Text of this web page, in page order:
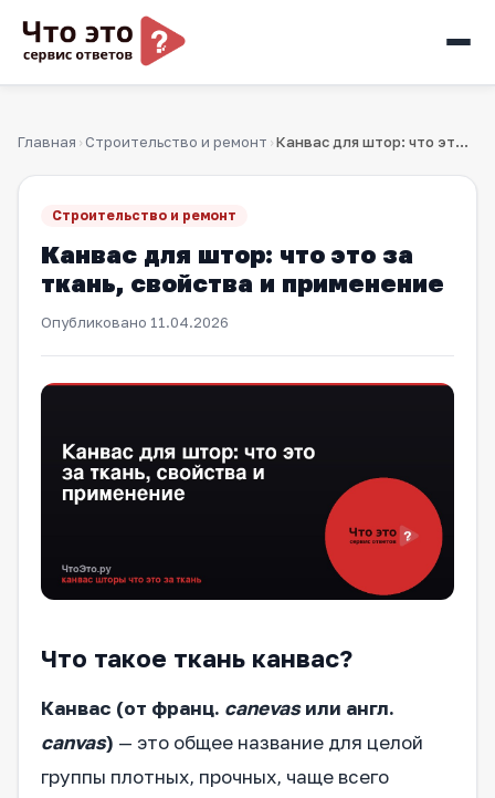
Главная › Строительство и ремонт › Канвас для штор: что это за ткань, свойства и применение
Строительство и ремонт
Канвас для штор: что это за
ткань, свойства и применение
Опубликовано 11.04.2026
Что такое ткань канвас?
Канвас (от франц. canevasили англ.
canvas) — это общее название для целой
группы плотных, прочных, чаще всего